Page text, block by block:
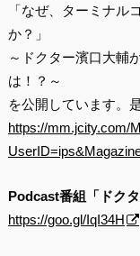
「なぜ、ターミナル
か？」
～ドクター濱口大輔
は！？～
を公開しています。
https://mm.jcity.com/
Podcast番組「ドク
https://goo.gl/IqI34H